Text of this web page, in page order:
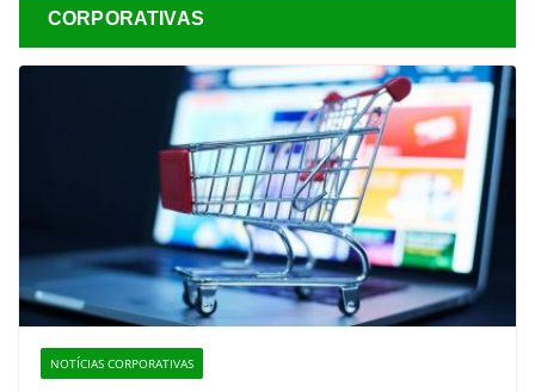
CORPORATIVAS
NOTÍCIAS CORPORATIVAS